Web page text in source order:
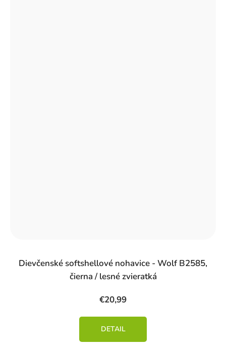
Dievčenské softshellové nohavice - Wolf B2585,
čierna / lesné zvieratká
€20,99
DETAIL